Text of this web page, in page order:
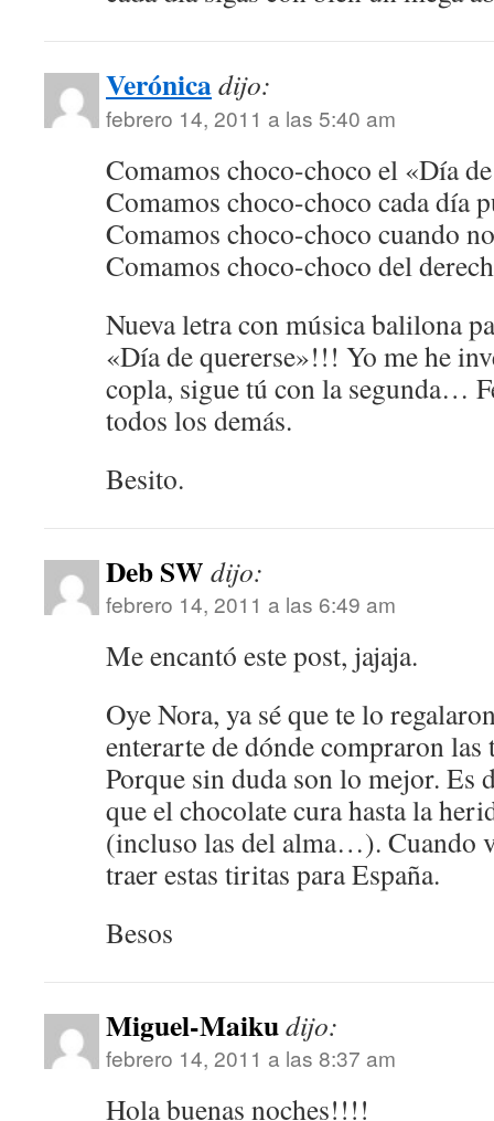
Verónicadijo:
febrero 14, 2011 a las 5:40 am
Comamos choco-choco el «Día
Comamos choco-choco cada día
Comamos choco-choco cuando
Comamos choco-choco del
Nueva letra con música balilona
«Día de quererse»!!! Yo me he
copla, sigue tú con la segunda…
todos los demás.
Besito.
Deb SW dijo:
febrero 14, 2011 a las 6:49 am
Me encantó este post, jajaja.
Oye Nora, ya sé que te lo
enterarte de dónde compraron
Porque sin duda son lo mejor. Es
que el chocolate cura hasta la
(incluso las del alma…). Cuando
traer estas tiritas para España.
Besos
Miguel-Maikudijo:
febrero 14, 2011 a las 8:37 am
Hola buenas noches!!!!